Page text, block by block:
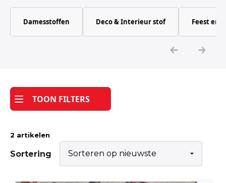
Katoen
Tijdpakker stof
Damesstoffen Deco & Interieur stof Feest en
TOON FILTERS
2 artikelen
Sortering